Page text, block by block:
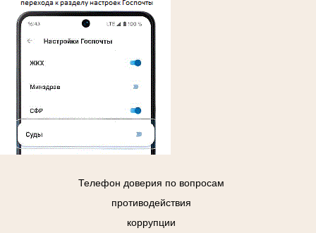
Телефон доверия по вопросам
противодействия
коррупции